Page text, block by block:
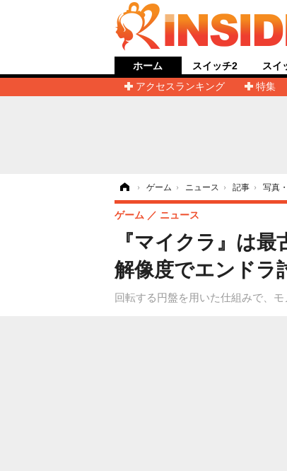
ホーム
アクセスランキング
特集
スイッチ2 スイ
› ゲーム › ニュース › 記事 › 写真
『マイクラ』は
解像度でエンドラ
回転する円盤を用いた仕組みで、
ゲーム ニュース